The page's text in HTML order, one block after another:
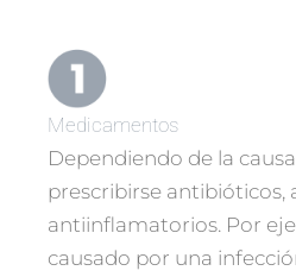
Medicamentos
Dependiendo de la
prescribirse antibióticos,
antiinflamatorios. Por
causado por una